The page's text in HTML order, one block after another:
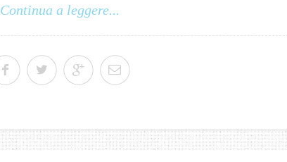
Continua a leggere...